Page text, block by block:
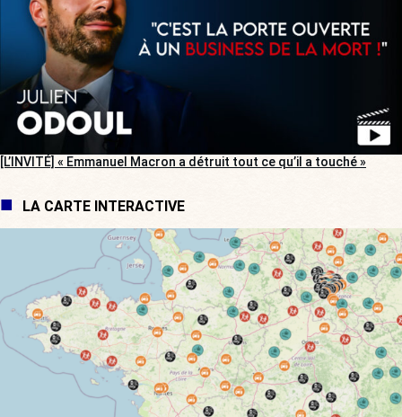
[L’INVITÉ] « Emmanuel Macron a détruit tout ce qu’il a touché »
LA CARTE INTERACTIVE